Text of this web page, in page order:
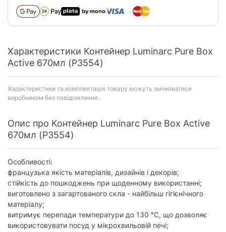
Характеристики Контейнер Luminarc Pure Box
Active 670мл (P3554)
Характеристики та комплектація товару можуть змінюватися
виробником без повідомлення.
Опис про Контейнер Luminarc Pure Box Active
670мл (P3554)
Особливості:
французька якість матеріалів, дизайнів і декорів;
стійкість до пошкоджень при щоденному використанні;
виготовлено з загартованого скла - найбільш гігієнічного
матеріалу;
витримує перепади температури до 130 °С, що дозволяє
використовувати посуд у мікрохвильовій печі;